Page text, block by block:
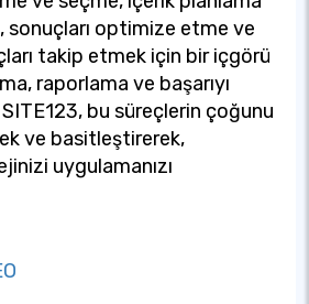
sonuçları optimize etme ve
takip etmek için bir içgörü
raporlama ve başarıyı
bu süreçlerin çoğunu
ve basitleştirerek,
uygulamanızı